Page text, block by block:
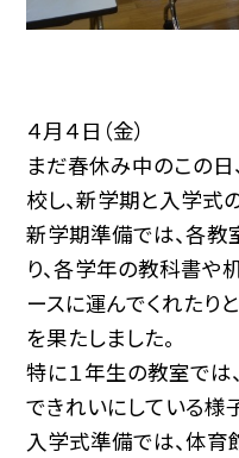
４月４日（金）
まだ春休み中のこの
校し、新学期と入学式
新学期準備では、各教
り、各学年の教科書や
ースに運んでくれたり
を果たしました。
特に１年生の教室では
できれいにしている様
入学式準備では、体育